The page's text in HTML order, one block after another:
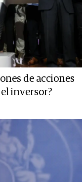
de acciones
inversor?